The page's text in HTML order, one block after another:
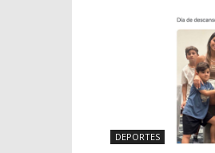
DEPORTES